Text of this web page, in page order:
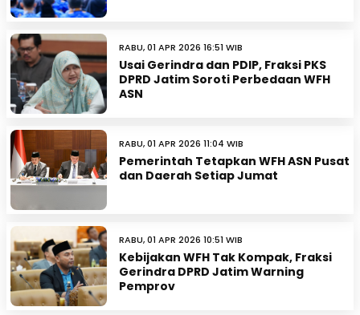
RABU, 01 APR 2026 16:51 WIB
Usai Gerindra dan PDIP, Fraksi PKS
DPRD Jatim Soroti Perbedaan WFH
ASN
RABU, 01 APR 2026 11:04 WIB
Pemerintah Tetapkan WFH ASN Pusat
dan Daerah Setiap Jumat
RABU, 01 APR 2026 10:51 WIB
Kebijakan WFH Tak Kompak, Fraksi
Gerindra DPRD Jatim Warning
Pemprov